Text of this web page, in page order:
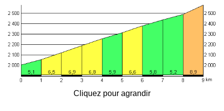
Cliquez pour agrandir